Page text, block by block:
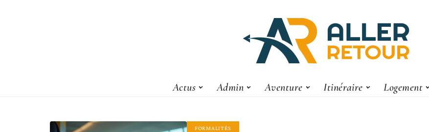
Actus Admin Aventure Itinéraire Logement
FORMALITÉS